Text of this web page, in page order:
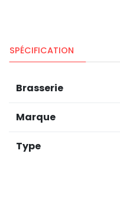
SPÉCIFICATION
Brasserie
Marque
Type